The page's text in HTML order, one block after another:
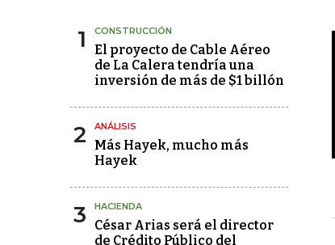
1 CONSTRUCCIÓN
El proyecto de Cable Aéreo
de La Calera tendría una
inversión de más de $1 billón
2 ANÁLISIS
Más Hayek, mucho más
Hayek
3 HACIENDA
César Arias será el director
de Crédito Público del